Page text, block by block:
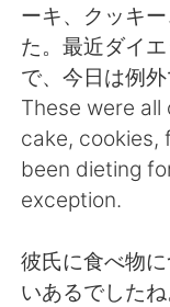
Indonesia
Türkçe
Português
ーキ、クッキ
た。最近ダイ
で、今日は例
These were
cake, cookies,
been dieting
exception.
彼氏に食べ物
いあるでした